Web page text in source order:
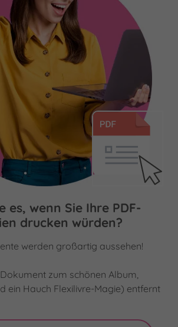
es, wenn Sie Ihre PDF-
drucken würden?
werden großartig aussehen!
zum schönen Album,
ein Hauch Flexilivre-Magie) entfernt